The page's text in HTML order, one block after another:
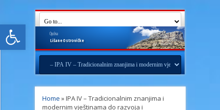
Open toolbar
LišaneOstrovičke
Općina
Home »IPA IV – Tradicionalnim znanjima i
modernim vještinama do razvoja i